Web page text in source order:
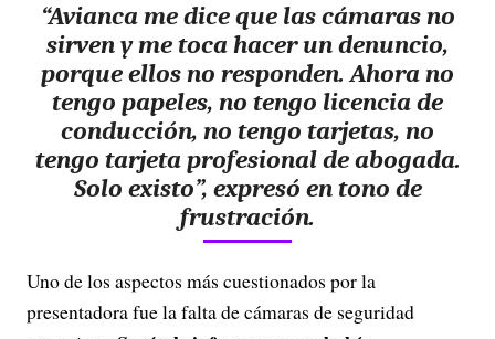
“Avianca me dice que las cámaras no
sirven y me toca hacer un denuncio,
porque ellos no responden. Ahora no
tengo papeles, no tengo licencia de
conducción, no tengo tarjetas, no
tengo tarjeta profesional de abogada.
Solo existo”, expresó en tono de
frustración.
Uno de los aspectos más cuestionados por la
presentadora fue la falta de cámaras de seguridad